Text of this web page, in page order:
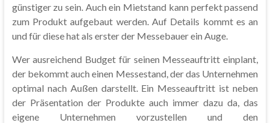
günstiger zu sein. Auch ein Mietstand kann perfekt passend
zum Produkt aufgebaut werden. Auf Details kommt es an
und für diese hat als erster der Messebauer ein Auge.
Wer ausreichend Budget für seinen Messeauftritt einplant,
der bekommt auch einen Messestand, der das Unternehmen
optimal nach Außen darstellt. Ein Messeauftritt ist neben
der Präsentation der Produkte auch immer dazu da, das
eigene Unternehmen vorzustellen und den